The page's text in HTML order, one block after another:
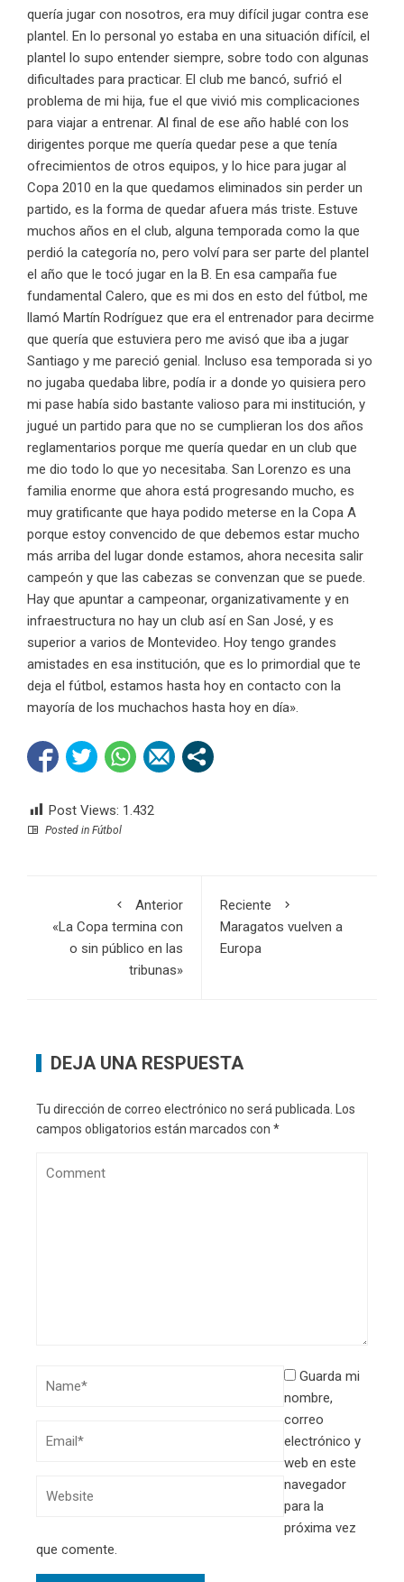
quería jugar con nosotros, era muy difícil jugar contra ese
plantel. En lo personal yo estaba en una situación difícil, el
plantel lo supo entender siempre, sobre todo con algunas
dificultades para practicar. El club me bancó, sufrió el
problema de mi hija, fue el que vivió mis complicaciones
para viajar a entrenar. Al final de ese año hablé con los
dirigentes porque me quería quedar pese a que tenía
ofrecimientos de otros equipos, y lo hice para jugar al
Copa 2010 en la que quedamos eliminados sin perder un
partido, es la forma de quedar afuera más triste. Estuve
muchos años en el club, alguna temporada como la que
perdió la categoría no, pero volví para ser parte del plantel
el año que le tocó jugar en la B. En esa campaña fue
fundamental Calero, que es mi dos en esto del fútbol, me
llamó Martín Rodríguez que era el entrenador para decirme
que quería que estuviera pero me avisó que iba a jugar
Santiago y me pareció genial. Incluso esa temporada si yo
no jugaba quedaba libre, podía ir a donde yo quisiera pero
mi pase había sido bastante valioso para mi institución, y
jugué un partido para que no se cumplieran los dos años
reglamentarios porque me quería quedar en un club que
me dio todo lo que yo necesitaba. San Lorenzo es una
familia enorme que ahora está progresando mucho, es
muy gratificante que haya podido meterse en la Copa A
porque estoy convencido de que debemos estar mucho
más arriba del lugar donde estamos, ahora necesita salir
campeón y que las cabezas se convenzan que se puede.
Hay que apuntar a campeonar, organizativamente y en
infraestructura no hay un club así en San José, y es
superior a varios de Montevideo. Hoy tengo grandes
amistades en esa institución, que es lo primordial que te
deja el fútbol, estamos hasta hoy en contacto con la
mayoría de los muchachos hasta hoy en día».
Post Views: 1.432
Posted in Fútbol
Anterior
«La Copa termina con
o sin público en las
tribunas»
Reciente
Maragatos vuelven a
Europa
DEJA UNA RESPUESTA
Tu dirección de correo electrónico no será publicada. Los
campos obligatorios están marcados con *
Guarda mi
nombre,
correo
electrónico y
web en este
navegador
para la
próxima vez
que comente.